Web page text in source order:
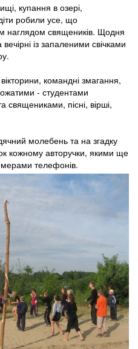
купання в озері,
робили усе, що
наглядом священиків. Щодня
із запаленими свічками
командні змагання,
- студентами
священиками, пісні, вірші,
молебень та на згадку
кожному авторучки, якими ще
телефонів.